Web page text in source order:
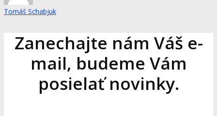
Tomáš Schabjuk
Zanechajte nám Váš e-
mail, budeme Vám
posielať novinky.